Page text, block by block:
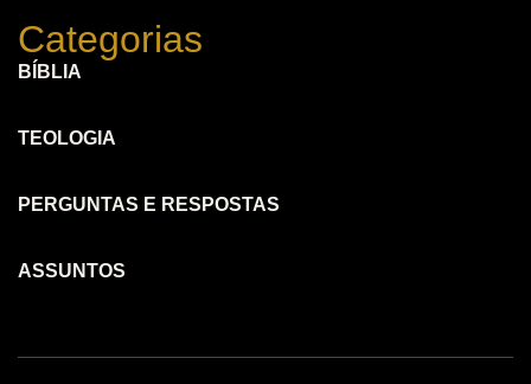
Categorias
BÍBLIA
TEOLOGIA
PERGUNTAS E RESPOSTAS
ASSUNTOS